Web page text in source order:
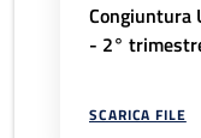
Congiuntura
- 2°
SCARICA FILE